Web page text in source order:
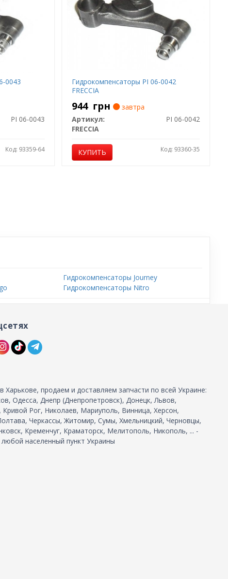
0043
PI 06-0043
Код: 93359-64
Гидрокомпенсаторы PI 06-0042
FRECCIA
944 грн
завтра
Артикул:
PI 06-0042
FRECCIA
КУПИТЬ Код: 93360-35
Гидрокомпенсаторы Journey
Гидрокомпенсаторы Nitro
Харькове, продаем и доставляем запчасти по всей Украине:
Одесса, Днепр (Днепропетровск), Донецк, Львов,
Рог, Николаев, Мариуполь, Винница, Херсон,
Черкассы, Житомир, Сумы, Хмельницкий, Черновцы,
Кременчуг, Краматорск, Мелитополь, Никополь, ... -
населенный пункт Украины